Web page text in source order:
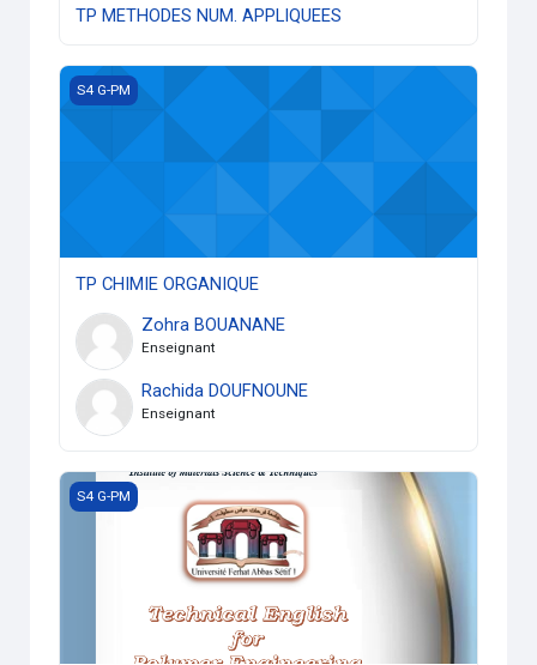
TP METHODES NUM. APPLIQUEES
TP CHIMIE ORGANIQUE
S4 G-PM
TP CHIMIE ORGANIQUE
Zohra BOUANANE
Enseignant
Rachida DOUFNOUNE
Enseignant
ANGLAIS (S4-GPM)
S4 G-PM